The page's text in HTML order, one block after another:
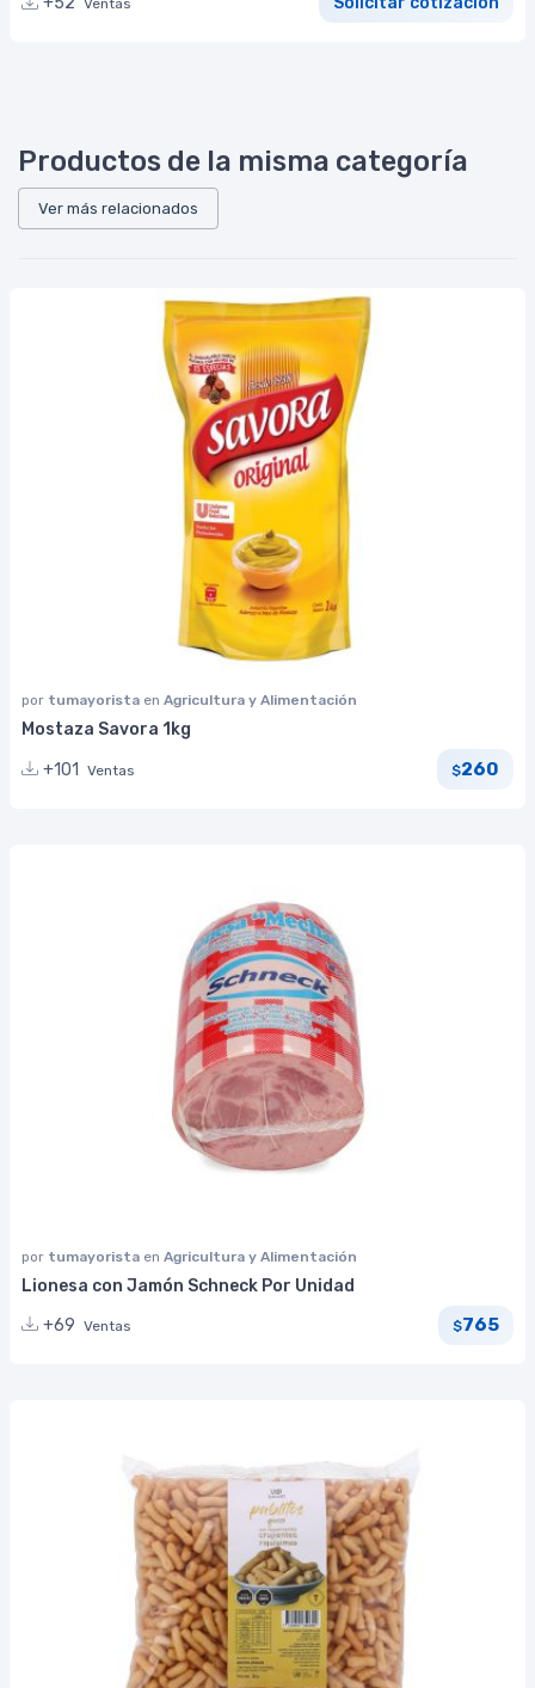
Ventas
Productos de la misma categoría
Ver más relacionados
por tumayorista en Agricultura y Alimentación
Mostaza Savora 1kg
+101
Ventas $260
por tumayorista en Agricultura y Alimentación
Lionesa con Jamón Schneck Por Unidad
+69 Ventas $765